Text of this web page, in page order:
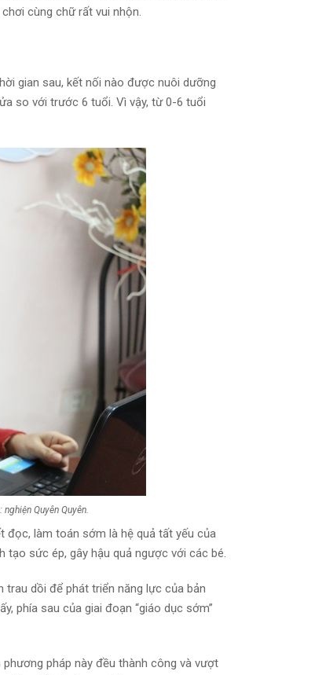
cùng chữ rất vui nhộn.
gian sau, kết nối nào được nuôi dưỡng
so với trước 6 tuổi. Vì vậy, từ 0-6 tuổi
Quyên Quyên.
đọc, làm toán sớm là hệ quả tất yếu của
sức ép, gây hậu quả ngược với các bé.
dồi để phát triển năng lực của bản
phía sau của giai đoạn “giáo dục sớm”
pháp này đều thành công và vượt